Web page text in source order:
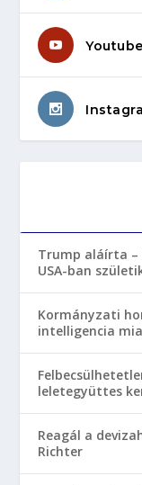
Youtube
Trump aláírta –
USA-ban
Kormányzati
intelligencia
leletegyüttes
Reagál a
Richter